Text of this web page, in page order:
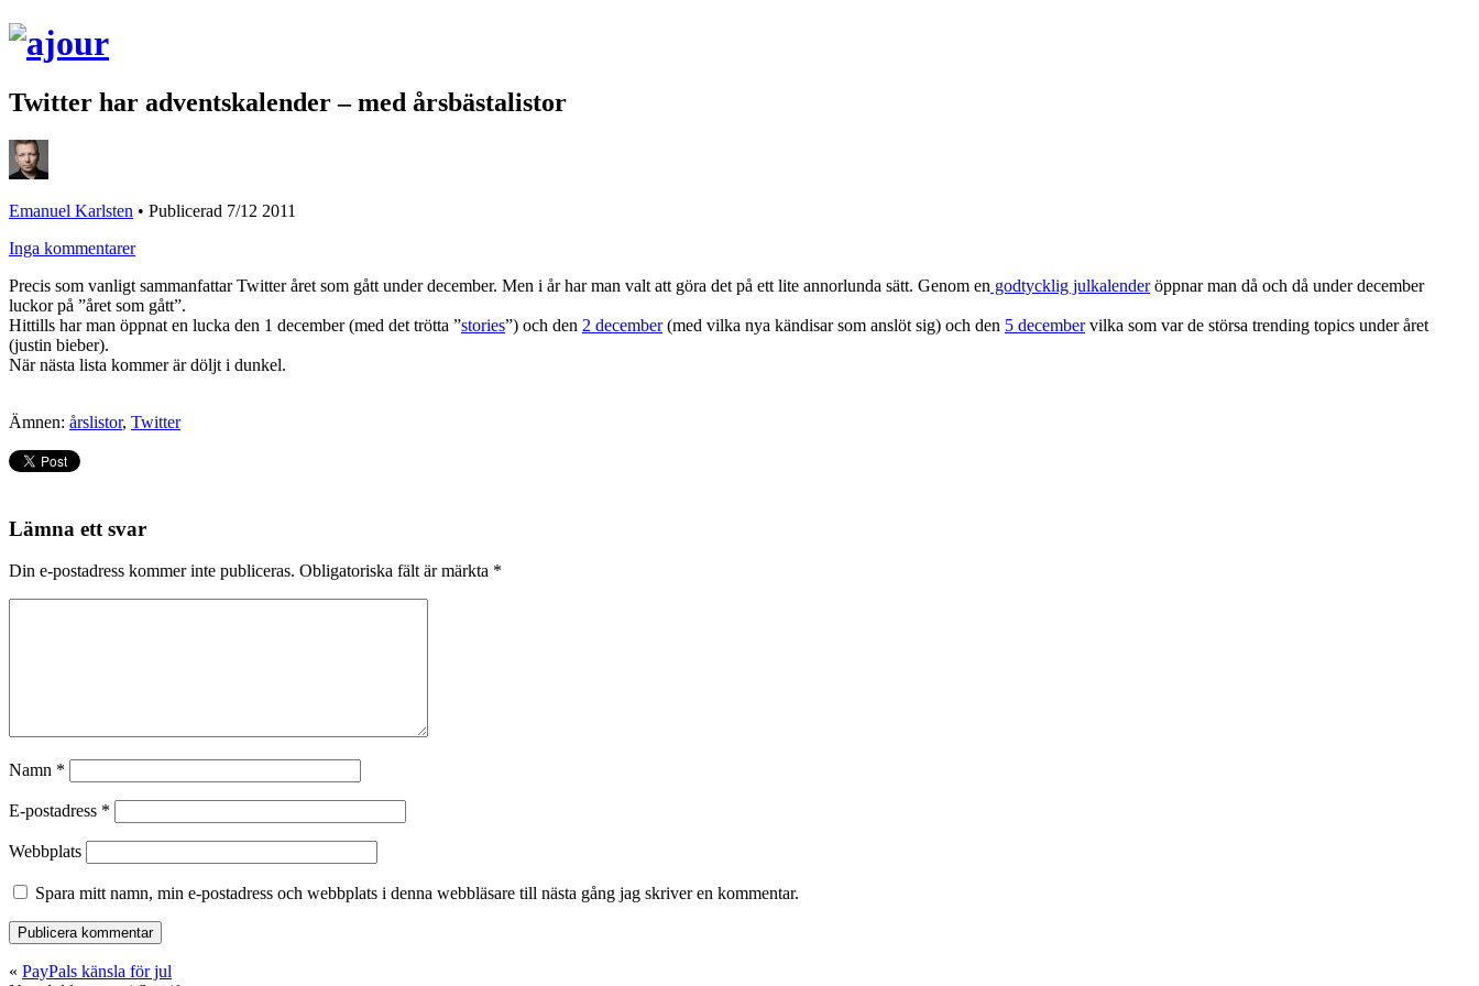
Twitter har adventskalender – med årsbästalistor
Emanuel Karlsten • Publicerad 7/12 2011
Inga kommentarer
Precis som vanligt sammanfattar Twitter året som gått under december. Men i år har man valt att göra det på ett lite annorlunda sätt. Genom en godtycklig julkalenderöppnar man då och då under december
luckor på ”året som gått”.
Hittills har man öppnat en lucka den 1 december (med det trötta ”stories”) och den 2 december(med vilka nya kändisar som anslöt sig) och den 5 decembervilka som var de störsa trending topics under året
(justin bieber).
När nästa lista kommer är döljt i dunkel.
Ämnen: årslistor, Twitter
Lämna ett svar
Din e-postadress kommer inte publiceras. Obligatoriska fält är märkta *
Namn *
E-postadress *
Webbplats
Spara mitt namn, min e-postadress och webbplats i denna webbläsare till nästa gång jag skriver en kommentar.
« PayPals känsla för jul